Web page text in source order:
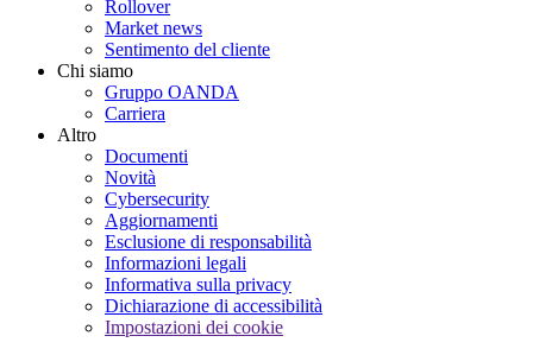
Rollover
Market news
Sentimento del cliente
Chi siamo
Gruppo OANDA
Carriera
Altro
Documenti
Novità
Cybersecurity
Aggiornamenti
Esclusione di responsabilità
Informazioni legali
Informativa sulla privacy
Dichiarazione di accessibilità
Impostazioni dei cookie